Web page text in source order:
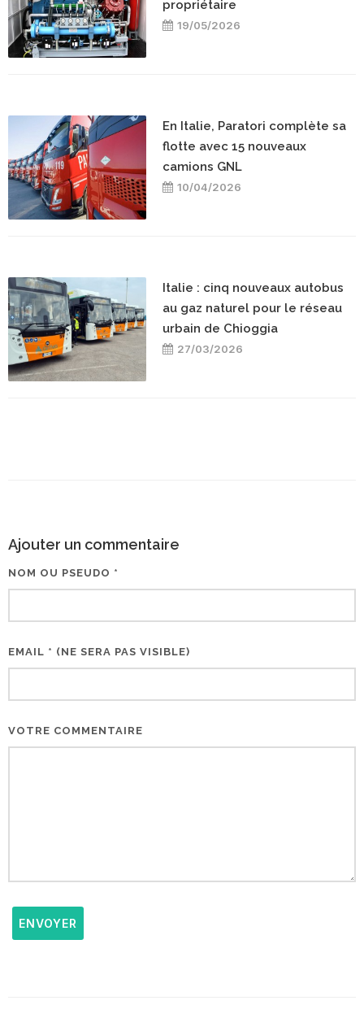
propriétaire
19/05/2026
En Italie, Paratori complète sa
flotte avec 15 nouveaux
camions GNL
10/04/2026
Italie : cinq nouveaux autobus
au gaz naturel pour le réseau
urbain de Chioggia
27/03/2026
Ajouter un commentaire
NOM OU PSEUDO *
EMAIL * (NE SERA PAS VISIBLE)
VOTRE COMMENTAIRE
ENVOYER